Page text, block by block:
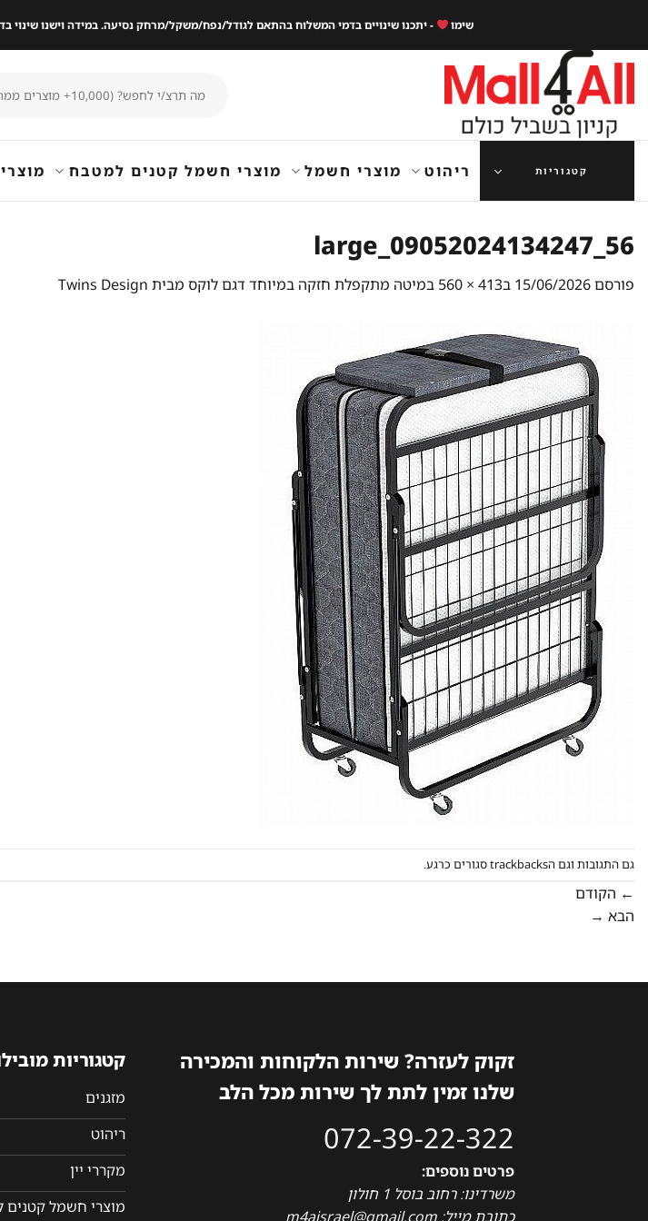
content
שימו - יתכנו שינויים בדמי המשלוח בהתאם לגודל/נפח/משקל/מרחק נסיעה. במידה וישנו
עבור:
קטגוריות ריהוט מוצרי חשמל מוצרי חשמל קטנים למטבח
56_09052024134247_large
פורסם15/06/2026 ב413 × 560 במיטה מתקפלת חזקה במיוחד דגם לוקס מבית Twins Design
גם התגובות וגם הtrackbacks סגורים כרגע.
← הקודם
הבא →
זקוק לעזרה? שירות הלקוחות והמכירה
שלנו זמין לתת לך שירות מכל הלב
072-39-22-322
פרטים נוספים:
משרדינו: רחוב בוסל 1 חולון
כתובת מייל: m4aisrael@gmail.com
קטגוריות
מזגנים
ריהוט
מקררי יין
מוצרי חשמל